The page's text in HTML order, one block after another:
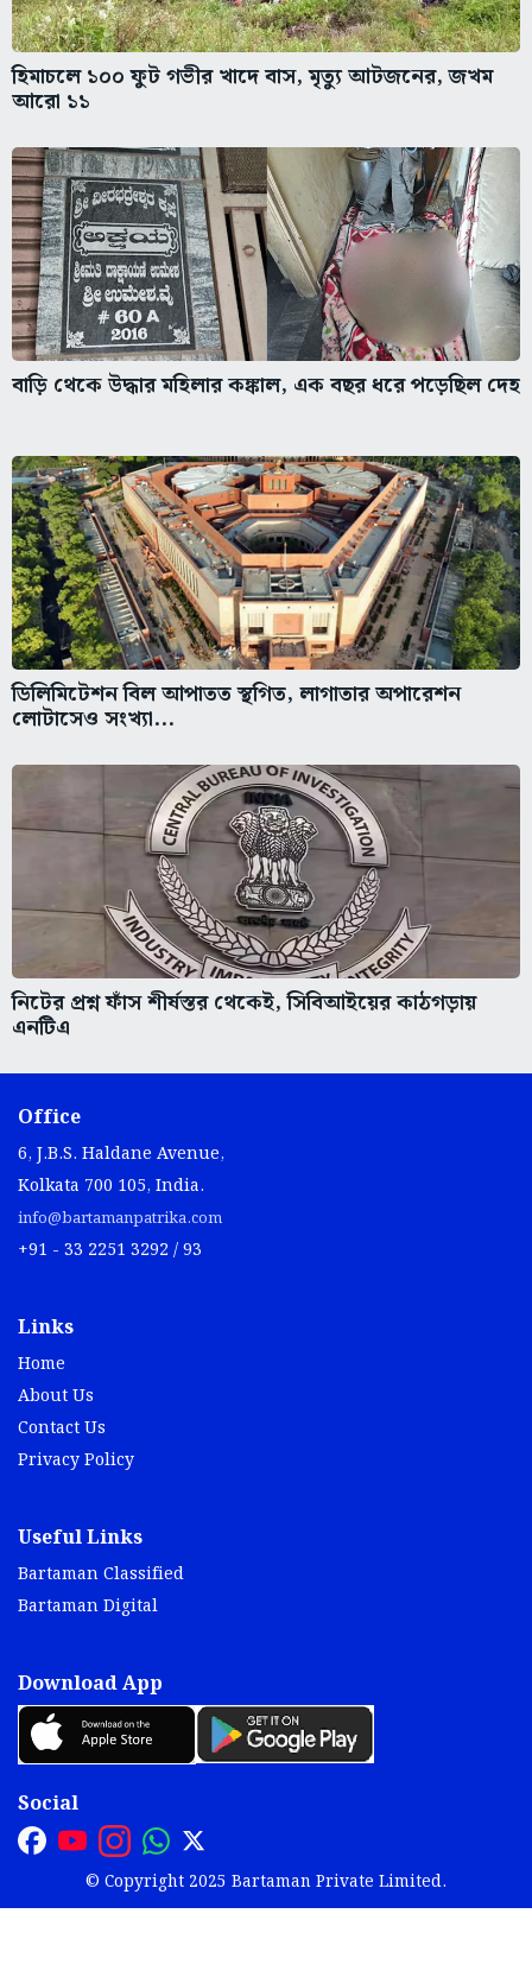
হিমাচলে ১০০ ফুট গভীর খাদে বাস, মৃত্যু আটজনের, জখম
আরো ১১
বাড়ি থেকে উদ্ধার মহিলার কঙ্কাল, এক বছর ধরে পড়েছিল দেহ
ডিলিমিটেশন বিল আপাতত স্থগিত, লাগাতার অপারেশন
লোটাসেও সংখ্যা...
নিটের প্রশ্ন ফাঁস শীর্ষস্তর থেকেই, সিবিআইয়ের কাঠগড়ায়
এনটিএ
Office
6, J.B.S. Haldane Avenue,
Kolkata 700 105, India.
info@bartamanpatrika.com
+91 - 33 2251 3292 / 93
Links
Home
About Us
Contact Us
Privacy Policy
Useful Links
Bartaman Classified
Bartaman Digital
Download App
Social
© Copyright 2025 Bartaman Private Limited.